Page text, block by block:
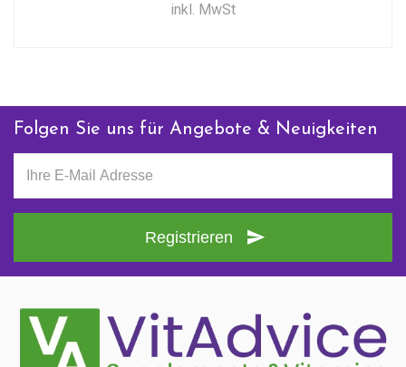
inkl. MwSt
Folgen Sie uns für Angebote & Neuigkeiten
Registrieren